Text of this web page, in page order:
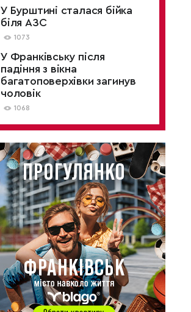
У Бурштині сталася бійка
біля АЗС
1073
У Франківську після
падіння з вікна
багатоповерхівки загинув
чоловік
1068